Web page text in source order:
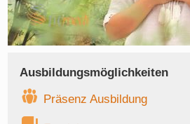
Ausbildungsmöglichkeiten
Präsenz Ausbildung